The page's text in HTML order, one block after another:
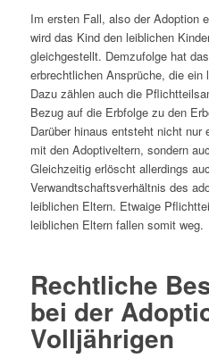
Im ersten Fall, also der Adoption
wird das Kind den leiblichen
gleichgestellt. Demzufolge hat
erbrechtlichen Ansprüche, die
Dazu zählen auch die
Bezug auf die Erbfolge zu den
Darüber hinaus entsteht nicht nur
mit den Adoptiveltern, sondern
Gleichzeitig erlöscht allerdings
Verwandtschaftsverhältnis des
leiblichen Eltern. Etwaige
leiblichen Eltern fallen somit weg.
Rechtliche
bei der
Volljährigen